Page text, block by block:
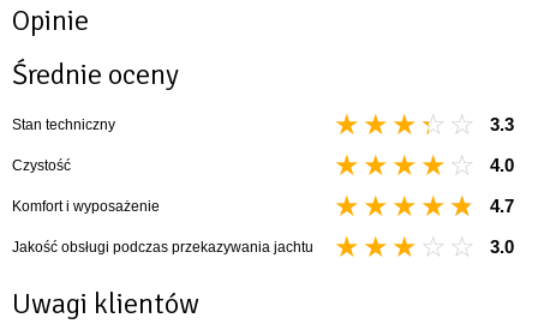
ciepła woda (na wybranych jachtach)
radioodtwarzacz (CD lub MP3)
lazy jack
sztywny sztag
tent na bom
stolik kokpitowy
relingi
miecz uchylny
Opinie
Średnie oceny
Stan techniczny 3.3
Czystość 4.0
Komfort i wyposażenie 4.7
Jakość obsługi podczas przekazywania jachtu 3.0
Uwagi klientów